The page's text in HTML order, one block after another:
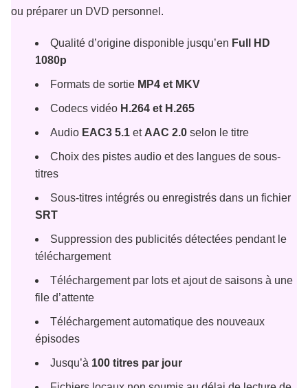
ou préparer un DVD personnel.
Qualité d’origine disponible jusqu’en Full HD
1080p
Formats de sortie MP4 et MKV
Codecs vidéo H.264 et H.265
Audio EAC3 5.1 et AAC 2.0 selon le titre
Choix des pistes audio et des langues de sous-
titres
Sous-titres intégrés ou enregistrés dans un fichier
SRT
Suppression des publicités détectées pendant le
téléchargement
Téléchargement par lots et ajout de saisons à une
file d’attente
Téléchargement automatique des nouveaux
épisodes
Jusqu’à 100 titres par jour